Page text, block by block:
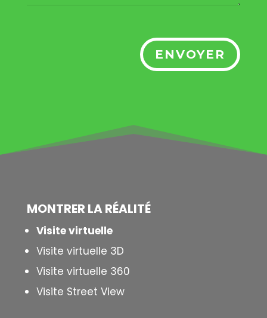
ENVOYER
MONTRER LARÉALITÉ
Visite virtuelle
Visite virtuelle 3D
Visite virtuelle 360
Visite Street View